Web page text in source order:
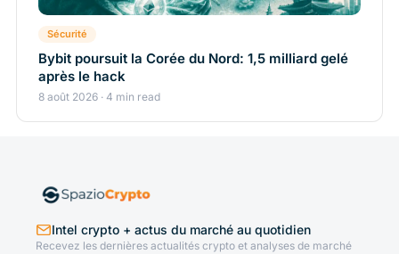
Sécurité
Bybit poursuit la Corée du Nord: 1,5 milliard gelé
après le hack
8 août 2026 · 4 min read
Intel crypto + actus du marché au quotidien
Recevez les dernières actualités crypto et analyses de marché